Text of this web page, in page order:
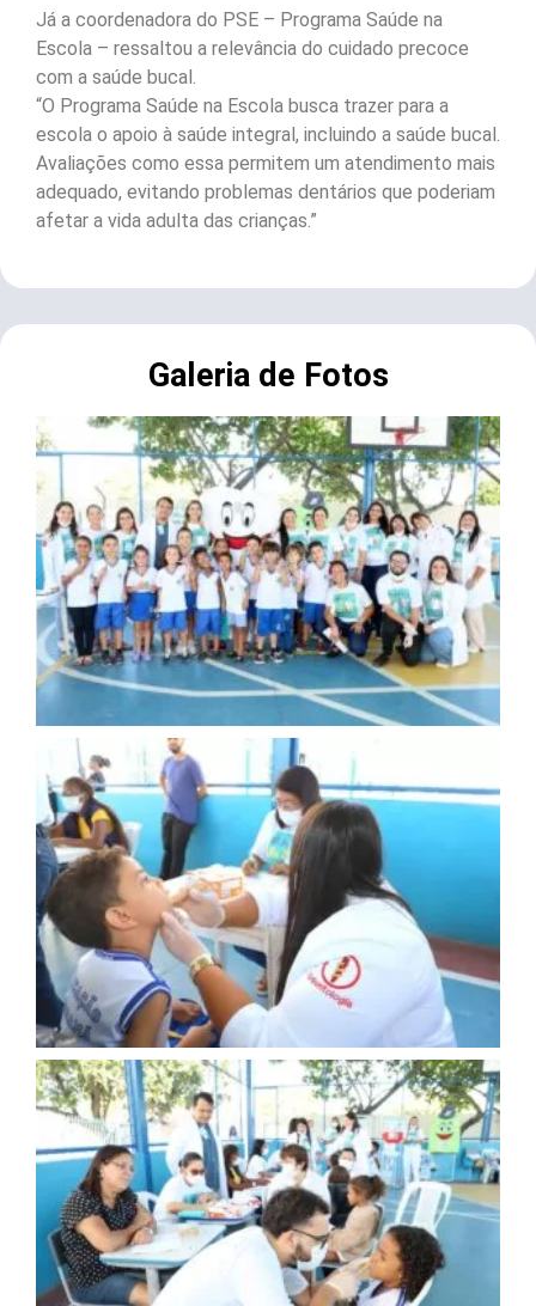
Já a coordenadora do PSE – Programa Saúde na
Escola – ressaltou a relevância do cuidado precoce
com a saúde bucal.
“O Programa Saúde na Escola busca trazer para a
escola o apoio à saúde integral, incluindo a saúde bucal.
Avaliações como essa permitem um atendimento mais
adequado, evitando problemas dentários que poderiam
afetar a vida adulta das crianças.”
Galeria de Fotos